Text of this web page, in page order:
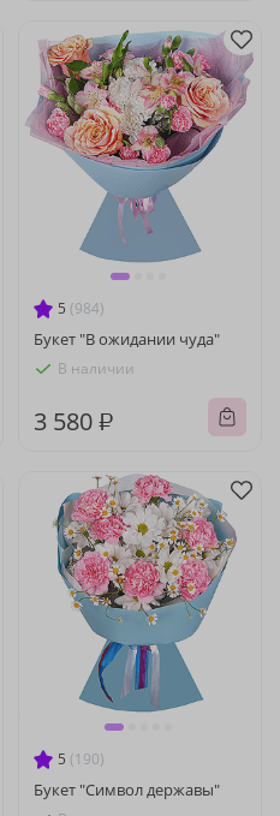
5 (984)
Букет "В ожидании чуда"
В наличии
3 580 ₽
5 (190)
Букет "Символ державы"